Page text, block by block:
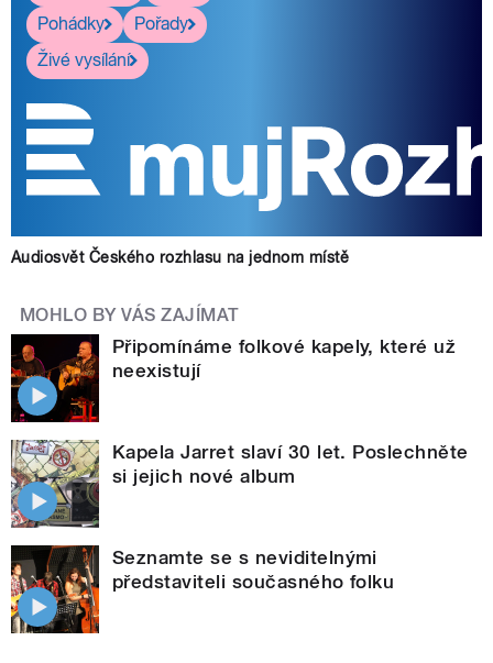
Pohádky
Pořady
Živé vysílání
Audiosvět Českého rozhlasu na jednom místě
MOHLO BY VÁS ZAJÍMAT
Připomínáme folkové kapely, které už
neexistují
Kapela Jarret slaví 30 let. Poslechněte
si jejich nové album
Seznamte se s neviditelnými
představiteli současného folku